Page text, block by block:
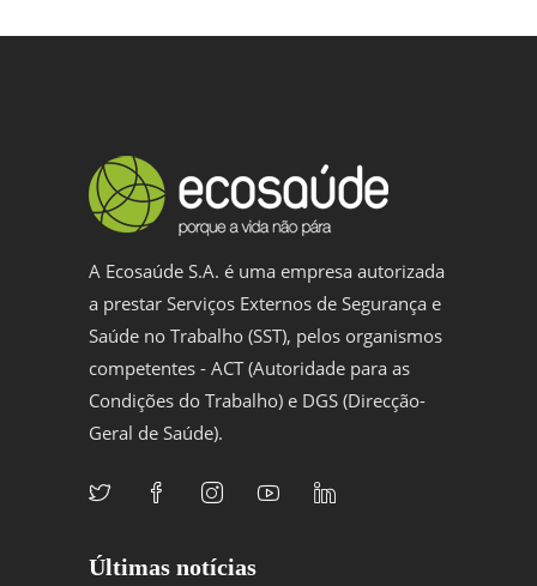
A Ecosaúde S.A. é uma empresa autorizada
a prestar Serviços Externos de Segurança e
Saúde no Trabalho (SST), pelos organismos
competentes - ACT (Autoridade para as
Condições do Trabalho) e DGS (Direcção-
Geral de Saúde).
Últimas notícias